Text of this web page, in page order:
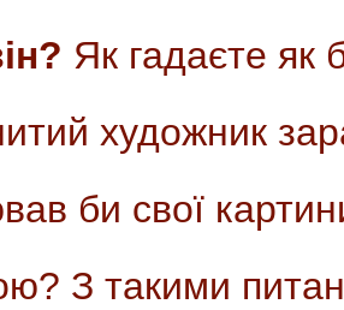
Як гадаєте як
художник
би свої
З такими